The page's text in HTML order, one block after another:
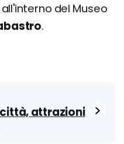
del Museo
.
città, attrazioni